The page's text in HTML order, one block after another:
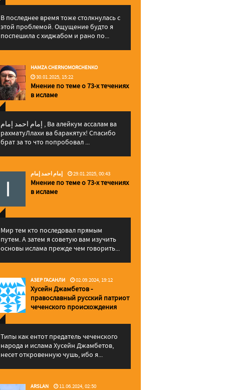
В последнее время тоже столкнулась с
этой проблемой. Ощущение будто я
поспешила с хиджабом и рано по...
HAMZA CHERNOMORCHENKO
30.01.2025, 15:22
Мнение по теме о 73-х течениях
в исламе
إمام احمد إمام , Ва алейкум ассалам ва
рахматуЛлахи ва баракятух! Спасибо
брат за то что попробовал ...
إمام احمد إمام 29.01.2025, 00:43
Мнение по теме о 73-х течениях
в исламе
Мир тем кто последовал прямым
путем. А затем я советую вам изучить
основы ислама прежде чем говорить...
АЗЕР ГАСАНЛИ 02.09.2024, 19:12
Хусейн Джамбетов -
православный русский патриот
чеченского происхождения
Типы как ентот предатель чеченского
народа и ислама Хусейн Джамбетов,
несет откровенную чушь, ибо я...
ARSLAN 11.06.2024, 02:50